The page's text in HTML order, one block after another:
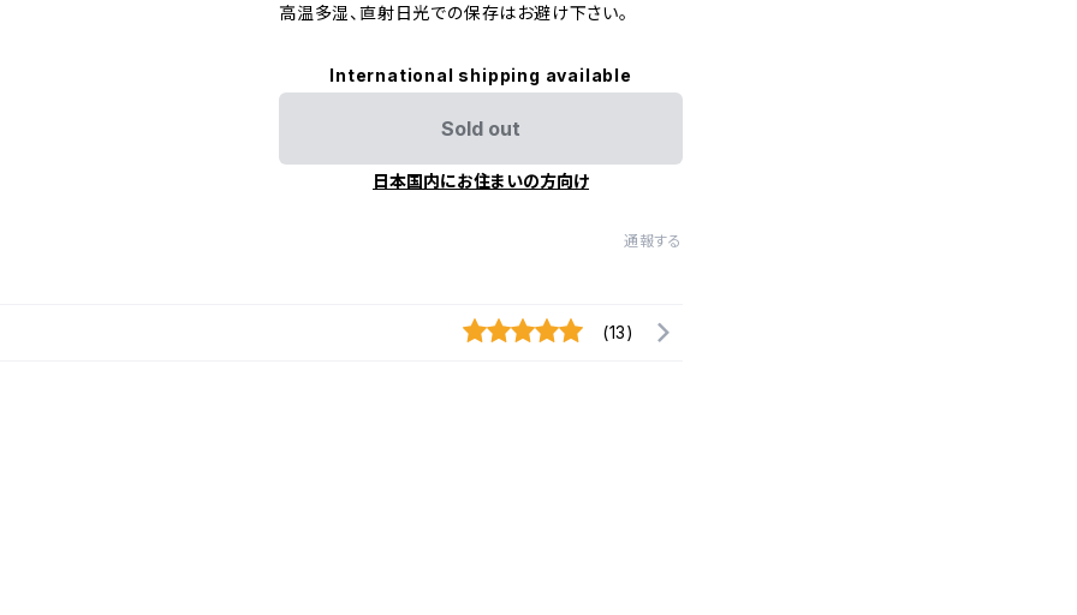
高温多湿、直射日光での保存はお避け下さい。
International shipping available
Sold out
日本国内にお住まいの方向け
通報する
(13)